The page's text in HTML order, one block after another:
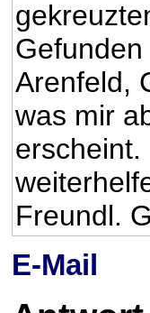
Arenfeld,
was mir
erscheint.
Freundl.
E-Mail